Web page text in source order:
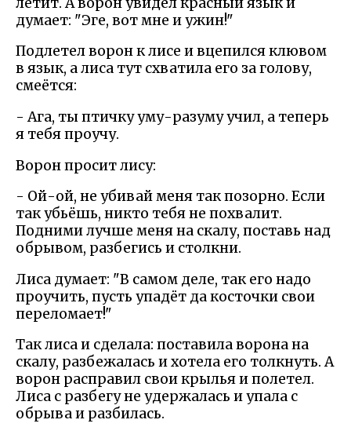
думает: "Эге, вот мне и ужин!"
Подлетел ворон к лисе и вцепился клювом
в язык, а лиса тут схватила его за голову,
смеётся:
- Ага, ты птичку уму-разуму учил, а теперь
я тебя проучу.
Ворон просит лису:
- Ой-ой, не убивай меня так позорно. Если
так убьёшь, никто тебя не похвалит.
Подними лучше меня на скалу, поставь над
обрывом, разбегись и столкни.
Лиса думает: "В самом деле, так его надо
проучить, пусть упадёт да косточки свои
переломает!"
Так лиса и сделала: поставила ворона на
скалу, разбежалась и хотела его толкнуть. А
ворон расправил свои крылья и полетел.
Лиса с разбегу не удержалась и упала с
обрыва и разбилась.